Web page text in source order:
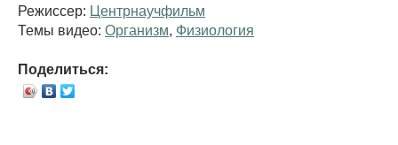
Режиссер: Центрнаучфильм
Темы видео: Организм Физиология
Поделиться: